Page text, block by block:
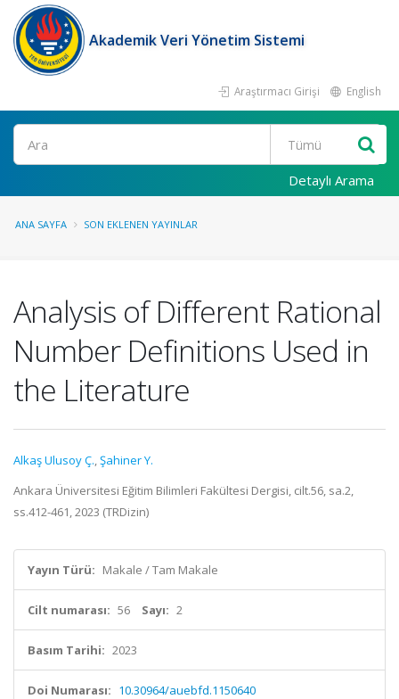
Akademik Veri Yönetim Sistemi
Araştırmacı Girişi English
Ara
Detaylı Arama
ANA SAYFA SON EKLENEN YAYINLAR
Analysis of Different Rational
Number Definitions Used in
the Literature
Alkaş Ulusoy Ç.,Şahiner Y.
Ankara Üniversitesi Eğitim Bilimleri Fakültesi Dergisi, cilt.56, sa.2,
ss.412-461, 2023 (TRDizin)
Yayın Türü: Makale / Tam Makale
Cilt numarası: 56 Sayı: 2
Basım Tarihi: 2023
Doi Numarası: 10.30964/auebfd.1150640